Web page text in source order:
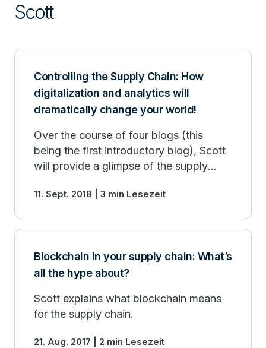
Scott
Controlling the Supply Chain: How
digitalization and analytics will
dramatically change your world!
Over the course of four blogs (this
being the first introductory blog), Scott
will provide a glimpse of the supply
11. Sept. 2018 | 3 min Lesezeit
Blockchain in your supply chain: What’s
all the hype about?
Scott explains what blockchain means
for the supply chain.
21. Aug. 2017 | 2 min Lesezeit